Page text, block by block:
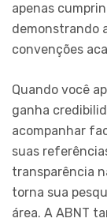
apenas
demonstrando
convenções
Quando você
ganha
acompanhar
suas
transparência
torna sua
área. A ABNT